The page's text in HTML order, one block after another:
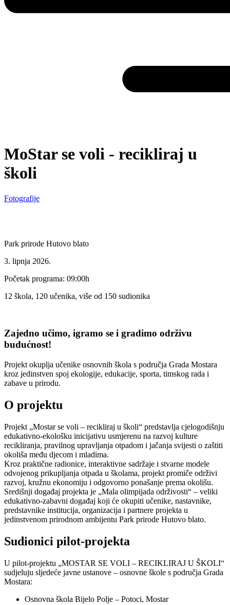
MoStar se voli - recikliraj u
školi
Fotografije
Park prirode Hutovo blato
3. lipnja 2026.
Početak programa: 09:00h
12 škola, 120 učenika, više od 150 sudionika
Zajedno učimo, igramo se i gradimo održivu
budućnost!
Projekt okuplja učenike osnovnih škola s područja Grada Mostara
kroz jedinstven spoj ekologije, edukacije, sporta, timskog rada i
zabave u prirodu.
O projektu
Projekt „Mostar se voli – recikliraj u školi“ predstavlja cjelogodišnju
edukativno-ekološku inicijativu usmjerenu na razvoj kulture
recikliranja, pravilnog upravljanja otpadom i jačanja svijesti o zaštiti
okoliša među djecom i mladima.
Kroz praktične radionice, interaktivne sadržaje i stvarne modele
odvojenog prikupljanja otpada u školama, projekt promiče održivi
razvoj, kružnu ekonomiju i odgovorno ponašanje prema okolišu.
Središnji događaj projekta je „Mala olimpijada održivosti“ – veliki
edukativno-zabavni događaj koji će okupiti učenike, nastavnike,
predstavnike institucija, organizacija i partnere projekta u
jedinstvenom prirodnom ambijentu Park prirode Hutovo blato.
Sudionici pilot-projekta
U pilot-projektu „MOSTAR SE VOLI – RECIKLIRAJ U ŠKOLI“
sudjeluju sljedeće javne ustanove – osnovne škole s područja Grada
Mostara:
Osnovna škola Bijelo Polje – Potoci, Mostar